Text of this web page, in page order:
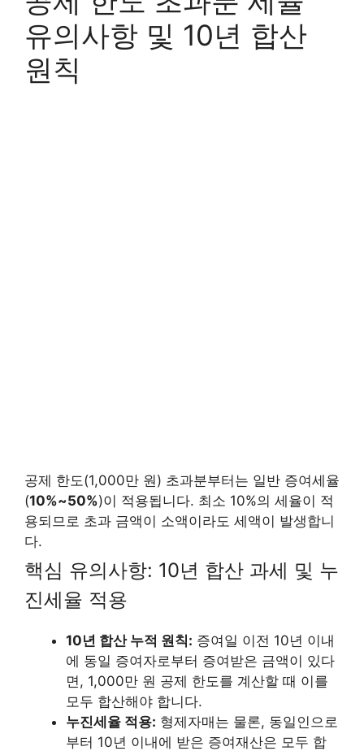
유의사항 및 10년 합산
원칙
공제 한도(1,000만 원) 초과분부터는 일반 증여세율
(10%~50%)이 적용됩니다. 최소 10%의 세율이 적
용되므로 초과 금액이 소액이라도 세액이 발생합니
다.
핵심 유의사항: 10년 합산 과세 및 누
진세율 적용
10년 합산 누적 원칙: 증여일 이전 10년 이내
에 동일 증여자로부터 증여받은 금액이 있다
면, 1,000만 원 공제 한도를 계산할 때 이를
모두 합산해야 합니다.
누진세율 적용: 형제자매는 물론, 동일인으로
부터 10년 이내에 받은 증여재산은 모두 합